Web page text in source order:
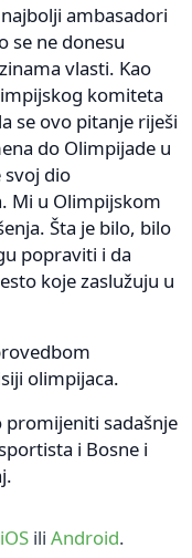
ambasadori
se ne donesu
vlasti. Kao
komiteta
se ovo pitanje riješi
do Olimpijade u
svoj dio
Mi u Olimpijskom
Šta je bilo, bilo
popraviti i da
koje zaslužuju u
olimpijaca.
promijeniti sadašnje
i Bosne i
iOS ili Android.